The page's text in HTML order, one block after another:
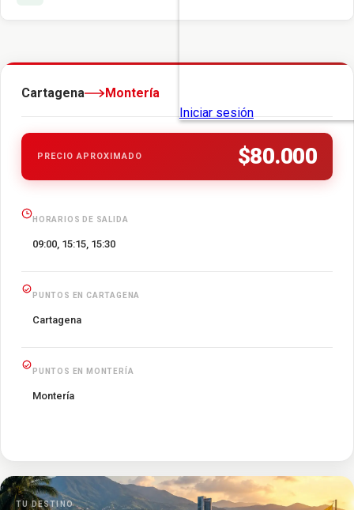
Cartagena Montería
PRECIO APROXIMADO $80.000
HORARIOS DE SALIDA
09:00, 15:15, 15:30
PUNTOS EN CARTAGENA
Cartagena
PUNTOS EN MONTERÍA
Montería
TU DESTINO